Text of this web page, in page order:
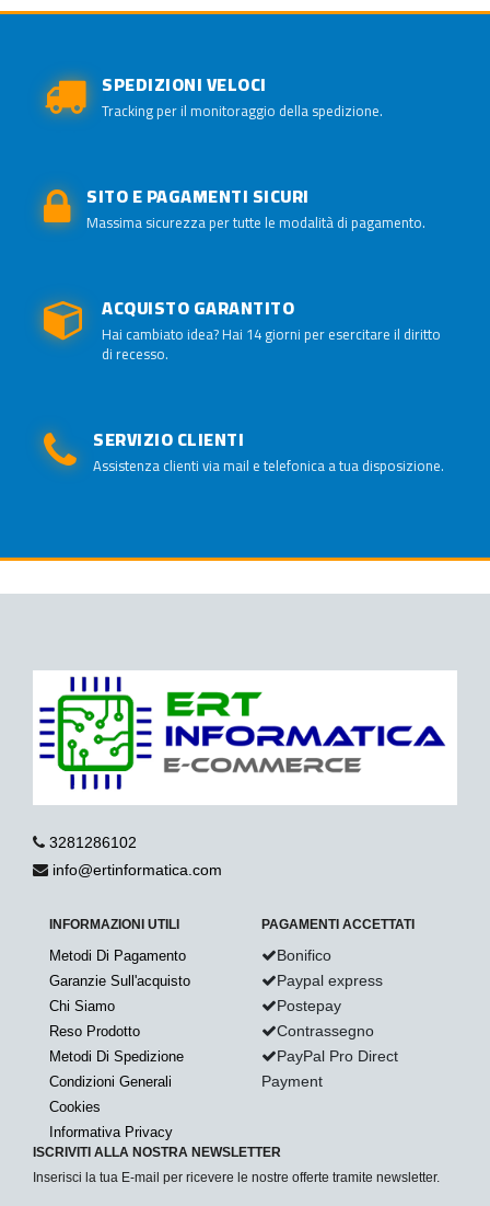
SPEDIZIONI VELOCI
Tracking per il monitoraggio della spedizione.
SITO E PAGAMENTI SICURI
Massima sicurezza per tutte le modalità di pagamento.
ACQUISTO GARANTITO
Hai cambiato idea? Hai 14 giorni per esercitare il diritto
di recesso.
SERVIZIO CLIENTI
Assistenza clienti via mail e telefonica a tua disposizione.
3281286102
info@ertinformatica.com
INFORMAZIONI UTILI
Metodi Di Pagamento
Garanzie Sull'acquisto
Chi Siamo
Reso Prodotto
Metodi Di Spedizione
Condizioni Generali
Cookies
Informativa Privacy
PAGAMENTI ACCETTATI
Bonifico
Paypal express
Postepay
Contrassegno
PayPal Pro Direct
Payment
ISCRIVITI ALLA NOSTRA NEWSLETTER
Inserisci la tua E-mail per ricevere le nostre offerte tramite newsletter.